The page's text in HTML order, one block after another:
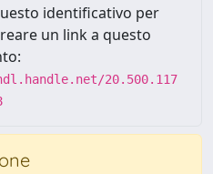
identificativo per
un link a questo
20.500.117